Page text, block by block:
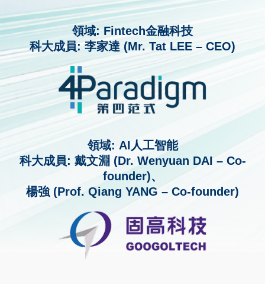
領域: Fintech金融科技
科大成員: 李家達 (Mr. Tat LEE – CEO)
領域: AI人工智能
科大成員: 戴文淵 (Dr. Wenyuan DAI – Co-
founder)、
楊強 (Prof. Qiang YANG – Co-founder)